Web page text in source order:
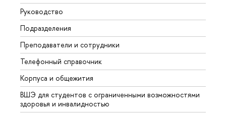
Руководство
Подразделения
Преподаватели и сотрудники
Телефонный справочник
Корпуса и общежития
ВШЭ для студентов с ограниченными возможностями
здоровья и инвалидностью